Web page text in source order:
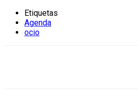
Etiquetas
Agenda
ocio